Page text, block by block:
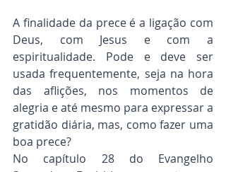
A finalidade da prece é a ligação com
Deus, com Jesus e com a
espiritualidade. Pode e deve ser
usada frequentemente, seja na hora
das aflições, nos momentos de
alegria e até mesmo para expressar a
gratidão diária, mas, como fazer uma
boa prece?
No capítulo 28 do Evangelho